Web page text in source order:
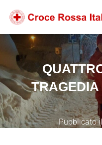
contenuto
alla
navigazione
footer
TRAGEDIA
Pubblicato il